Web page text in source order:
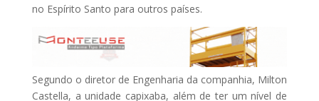
no Espírito Santo para outros países.
Segundo o diretor de Engenharia da companhia, Milton
Castella, a unidade capixaba, além de ter um nível de